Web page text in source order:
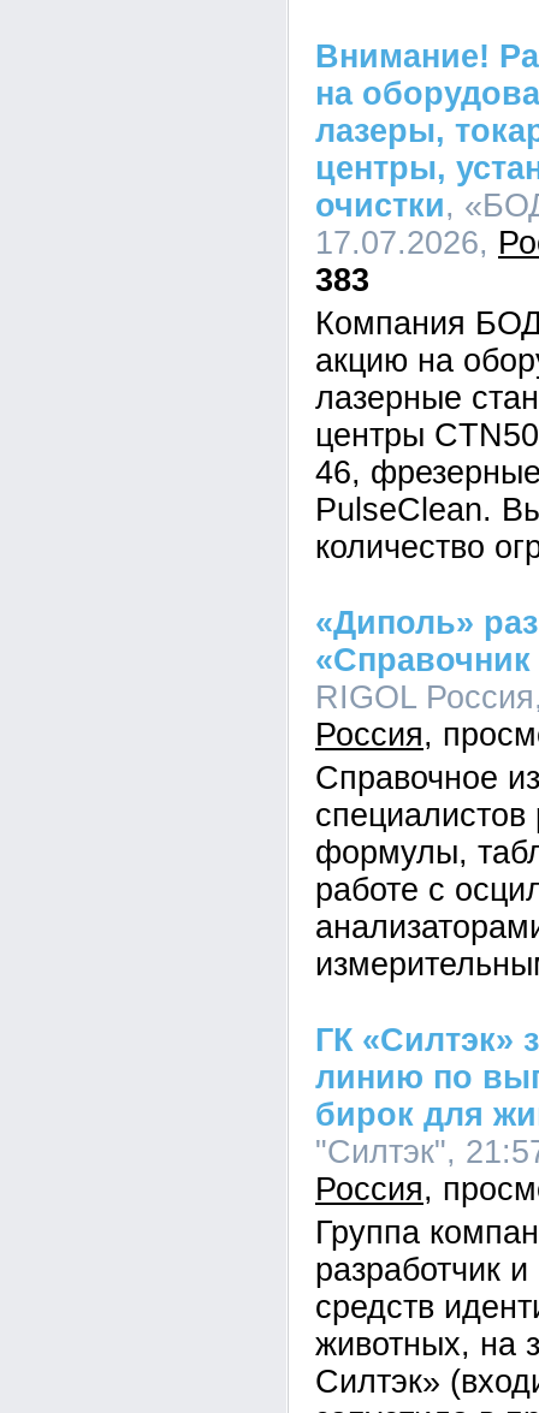
Внимание!
на
лазеры,
центры,
очистки,
17.07.2026,
383
Компания
акцию на
лазерные
центры
46,
PulseClean.
количество
«Диполь»
RIGOL
Россия
Справочное
специалистов
формулы,
работе с
ГК «Силтэк»
линию по
бирок для
"Силтэк",
Россия
Группа
разработчик
средств
животных, на
Силтэк»